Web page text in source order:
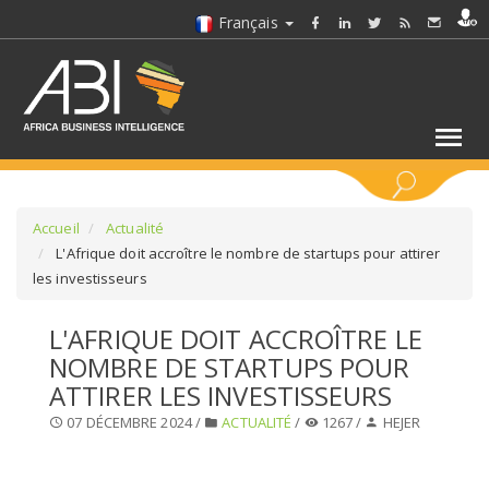
Français
SÉLECTIONNEZ UN DOSSIER
SELECTIONNEZ UNE SECTION
Accueil
Actualité
L'Afrique doit accroître le nombre de startups pour attirer
les investisseurs
L'AFRIQUE DOIT ACCROÎTRE LE
NOMBRE DE STARTUPS POUR
ATTIRER LES INVESTISSEURS
07 DÉCEMBRE 2024 / ACTUALITÉ / 1267 / HEJER